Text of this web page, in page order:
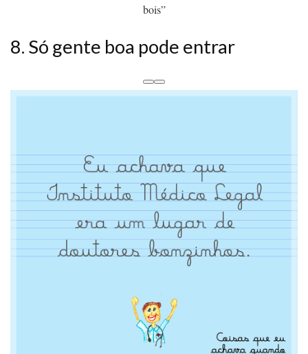
bois”
8. Só gente boa pode entrar